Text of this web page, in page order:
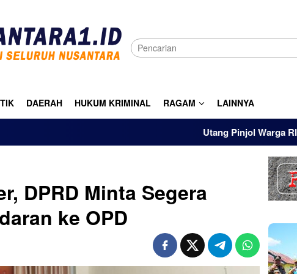
DAERAH HUKUM KRIMINAL RAGAM LAINNYA
Utang Pinjol Warga RI Tembus
DPRD Minta Segera
ke OPD